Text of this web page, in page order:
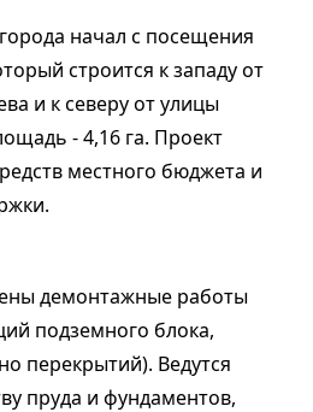
начал с посещения
строится к западу от
и к северу от улицы
- 4,16 га. Проект
местного бюджета и
демонтажные работы
подземного блока,
перекрытий). Ведутся
пруда и фундаментов,